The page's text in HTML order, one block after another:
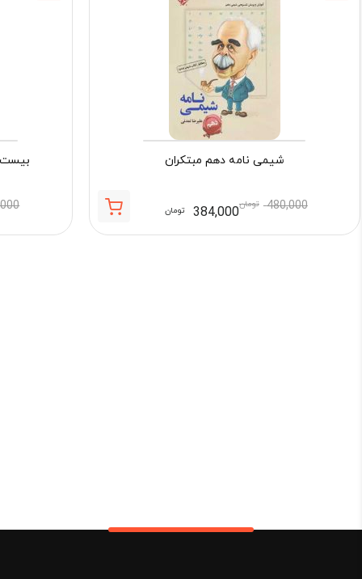
شیمی نامه دهم مبتکران
480,000 تومان384,000 تومان
بیست